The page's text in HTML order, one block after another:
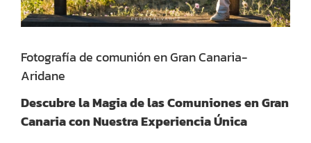
Fotografía de comunión en Gran Canaria-
Aridane
Descubre la Magia de las Comuniones en Gran
Canaria con Nuestra Experiencia Única